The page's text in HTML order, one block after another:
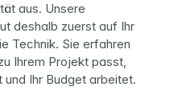
aus. Unsere
deshalb zuerst auf Ihr
Technik. Sie erfahren
Ihrem Projekt passt,
Ihr Budget arbeitet.